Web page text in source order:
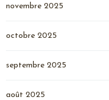
novembre 2025
octobre 2025
septembre 2025
août 2025